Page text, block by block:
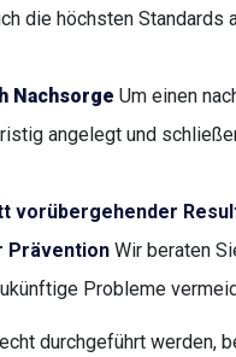
die höchsten Standards
Nachsorge Um einen
angelegt und
vorübergehender
Prävention Wir beraten
Probleme
durchgeführt werden,